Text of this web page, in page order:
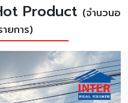
Product (จำนวนอ
ยการ)